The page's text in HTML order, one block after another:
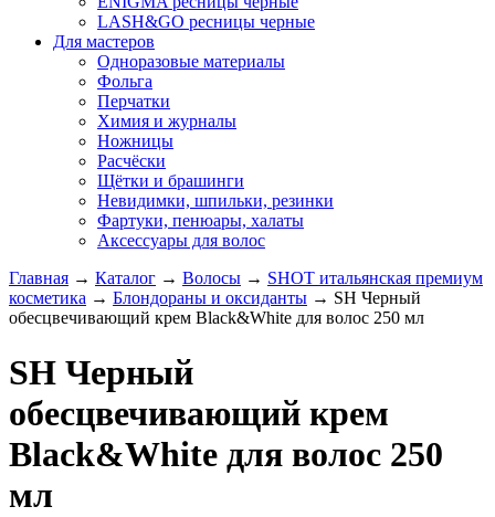
LASH&GO ресницы черные
Для мастеров
Одноразовые материалы
Фольга
Перчатки
Химия и журналы
Ножницы
Расчёски
Щётки и брашинги
Невидимки, шпильки, резинки
Фартуки, пенюары, халаты
Аксессуары для волос
Главная → Каталог → Волосы → SHOT итальянская премиум
косметика → Блондораны и оксиданты → SH Черный
обесцвечивающий крем Black&White для волос 250 мл
SH Черный
обесцвечивающий крем
Black&White для волос 250
мл